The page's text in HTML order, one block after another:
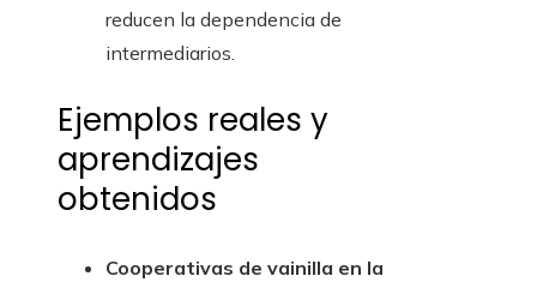
reducen la dependencia de
intermediarios.
Ejemplos reales y
aprendizajes
obtenidos
Cooperativas de vainilla en la